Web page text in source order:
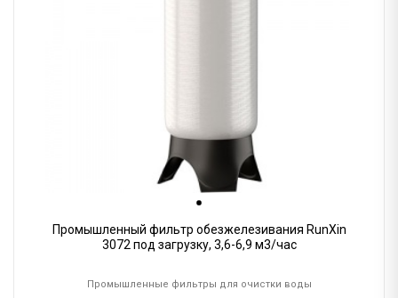
Промышленный фильтр обезжелезивания RunXin
3072 под загрузку, 3,6-6,9 м3/час
Промышленные фильтры для очистки воды